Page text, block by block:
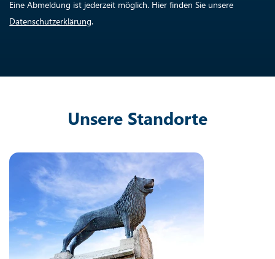
Eine Abmeldung ist jederzeit möglich. Hier finden Sie unsere
Datenschutzerklärung.
Unsere Standorte